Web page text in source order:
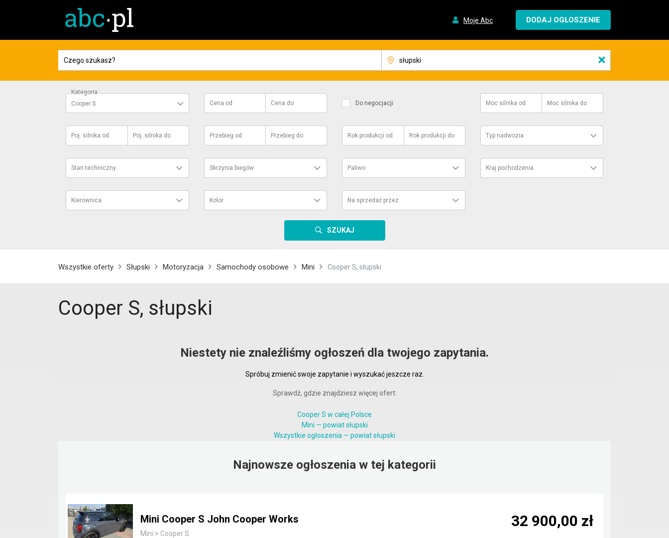
Moje Abc DODAJ OGŁOSZENIE
×
Kategoria
Cooper S
Cena od Cena do Do negocjacji Moc silnika od Moc silnika do
Poj. silnika od Poj. silnika do Przebieg od Przebieg do Rok produkcji od Rok produkcji do Typ nadwozia
Stan techniczny Skrzynia biegów Paliwo Kraj pochodzenia
Kierownica Kolor Na sprzedaż przez
SZUKAJ
Wszystkie oferty Słupski Motoryzacja Samochody osobowe Mini Cooper S, słupski
Cooper S, słupski
Niestety nie znaleźliśmy ogłoszeń dla twojego zapytania.
Spróbuj zmienić swoje zapytanie i wyszukać jeszcze raz.
Sprawdź, gdzie znajdziesz więcej ofert:
Cooper S w całej Polsce
Mini — powiat słupski
Wszystkie ogłoszenia — powiat słupski
Najnowsze ogłoszenia w tej kategorii
Mini Cooper S John Cooper Works
Mini > Cooper S
32 900,00 zł